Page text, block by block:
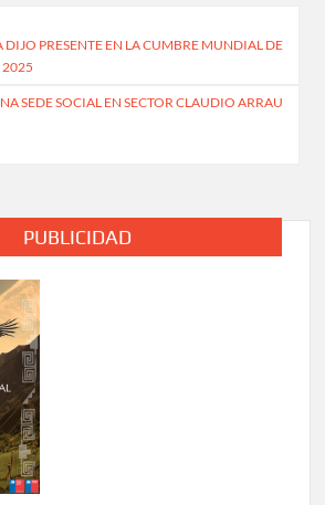
DIJO PRESENTE EN LA CUMBRE MUNDIAL DE
2025
SEDE SOCIAL EN SECTOR CLAUDIO ARRAU
PUBLICIDAD